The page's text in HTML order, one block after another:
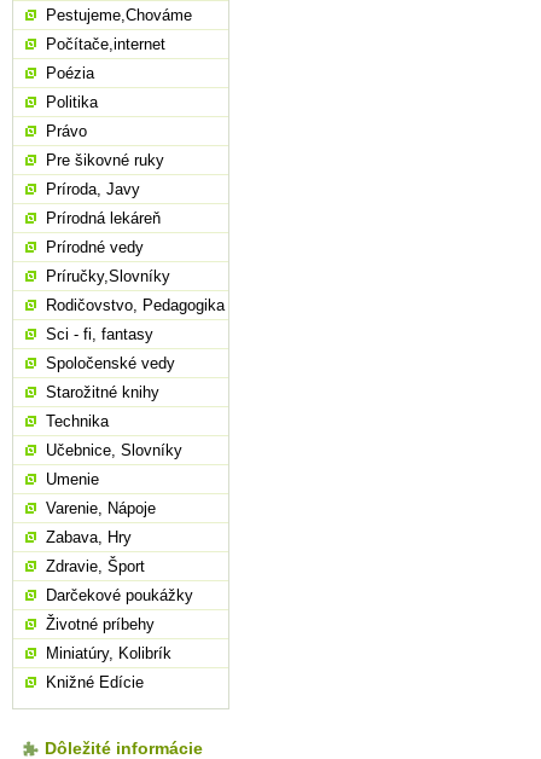
Pestujeme,Chováme
Počítače,internet
Poézia
Politika
Právo
Pre šikovné ruky
Príroda, Javy
Prírodná lekáreň
Prírodné vedy
Príručky,Slovníky
Rodičovstvo, Pedagogika
Sci - fi, fantasy
Spoločenské vedy
Starožitné knihy
Technika
Učebnice, Slovníky
Umenie
Varenie, Nápoje
Zabava, Hry
Zdravie, Šport
Darčekové poukážky
Životné príbehy
Miniatúry, Kolibrík
Knižné Edície
Dôležité informácie